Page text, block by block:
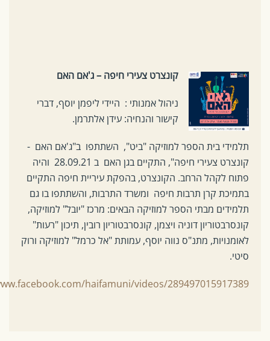
קונצרט צעירי חיפה – ג'אם האם
ניהול אמנותי : היידי ליפמן יוסף, דברי
קישור והנחיה: עידן אלתרמן.
תלמידי בית הספר למוזיקה "ביט", השתתפו ב"ג'אם האם -
קונצרט צעירי חיפה", התקיים בגן האם ב 28.09.21 והיה
פתוח לקהל הרחב. הקונצרט, בהפקת עיריית חיפה התקיים
בתמיכת קרן תרבות חיפה ומשרד התרבות, והשתתפו בו גם
תלמידים מבתי הספר למוזיקה הבאים: מרכז "יובל" למוזיקה,
קונסרבטוריון דוניה ויצמן, קונסרבטוריון רובין, תיכון "רעות"
לאומנויות, מתנ"ס נווה יוסף, עמותת "אל כרמל" למוזיקה ורוק
סיטי.
haifamuni/videos/289497015917389/